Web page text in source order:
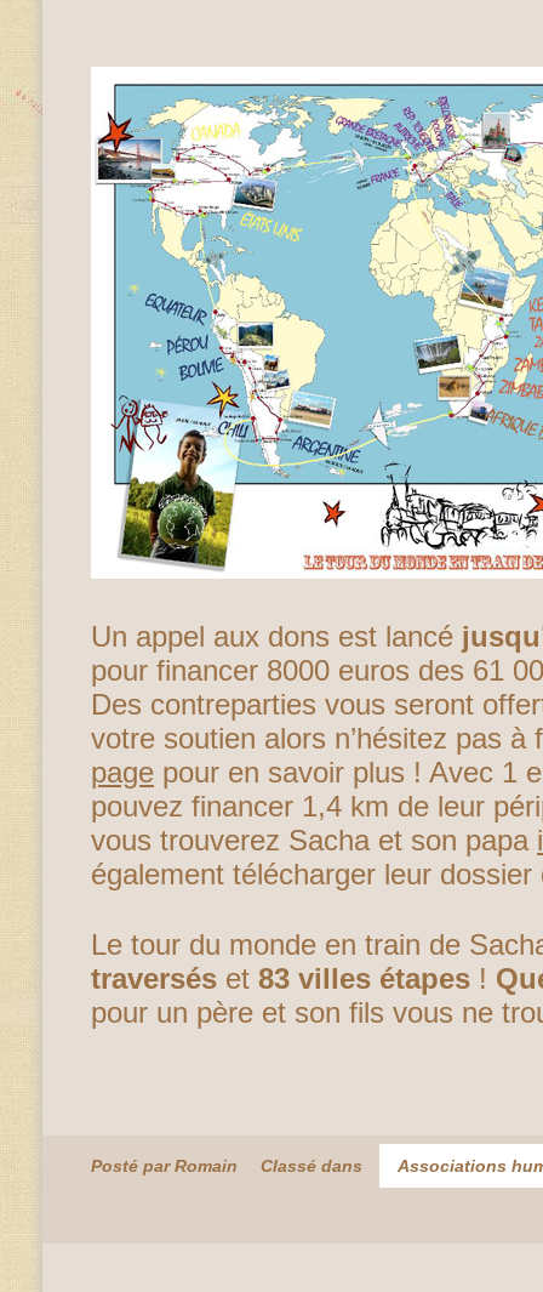
Un appel aux dons est lancé
pour financer 8000 euros des 61
Des contreparties vous seront
votre soutien alors n’hésitez pas
page pour en savoir plus ! Avec 1
pouvez financer 1,4 km de leur
vous trouverez Sacha et son papa
également télécharger leur
Le tour du monde en train de
traversés et 83 villes étapes !
pour un père et son fils vous ne
Posté par Romain Classé dans Associations